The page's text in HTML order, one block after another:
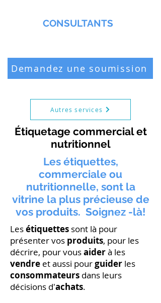
CONSULTANTS
Demandez une soumission
Autres services
Étiquetage commercial et
nutritionnel
Les étiquettes,
commerciale ou
nutritionnelle, sont la
vitrine la plus précieuse de
vos produits. Soignez -là!
Lesétiquettes sont là pour
présenter vos produits, pour les
décrire, pour vousaiderà les
vendre et aussi pourguider les
consommateurs dans leurs
décisions d'achats.